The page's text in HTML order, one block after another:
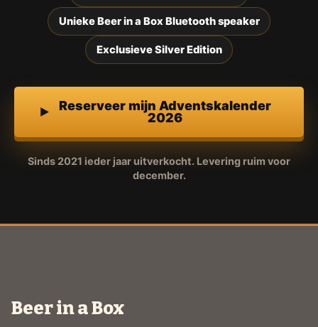
Unieke Beer in a Box Bluetooth speaker
Exclusieve Silver Edition
Reserveer mijn Adventskalender
2026
Sinds 2021 ieder jaar uitverkocht. Levering ruim voor
december.
Beer in a Box